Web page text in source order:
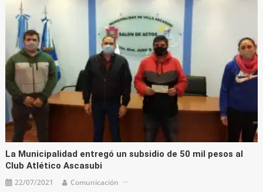
La Municipalidad entregó un subsidio de 50 mil pesos al
Club Atlético Ascasubi
22/07/2021 Comunicación